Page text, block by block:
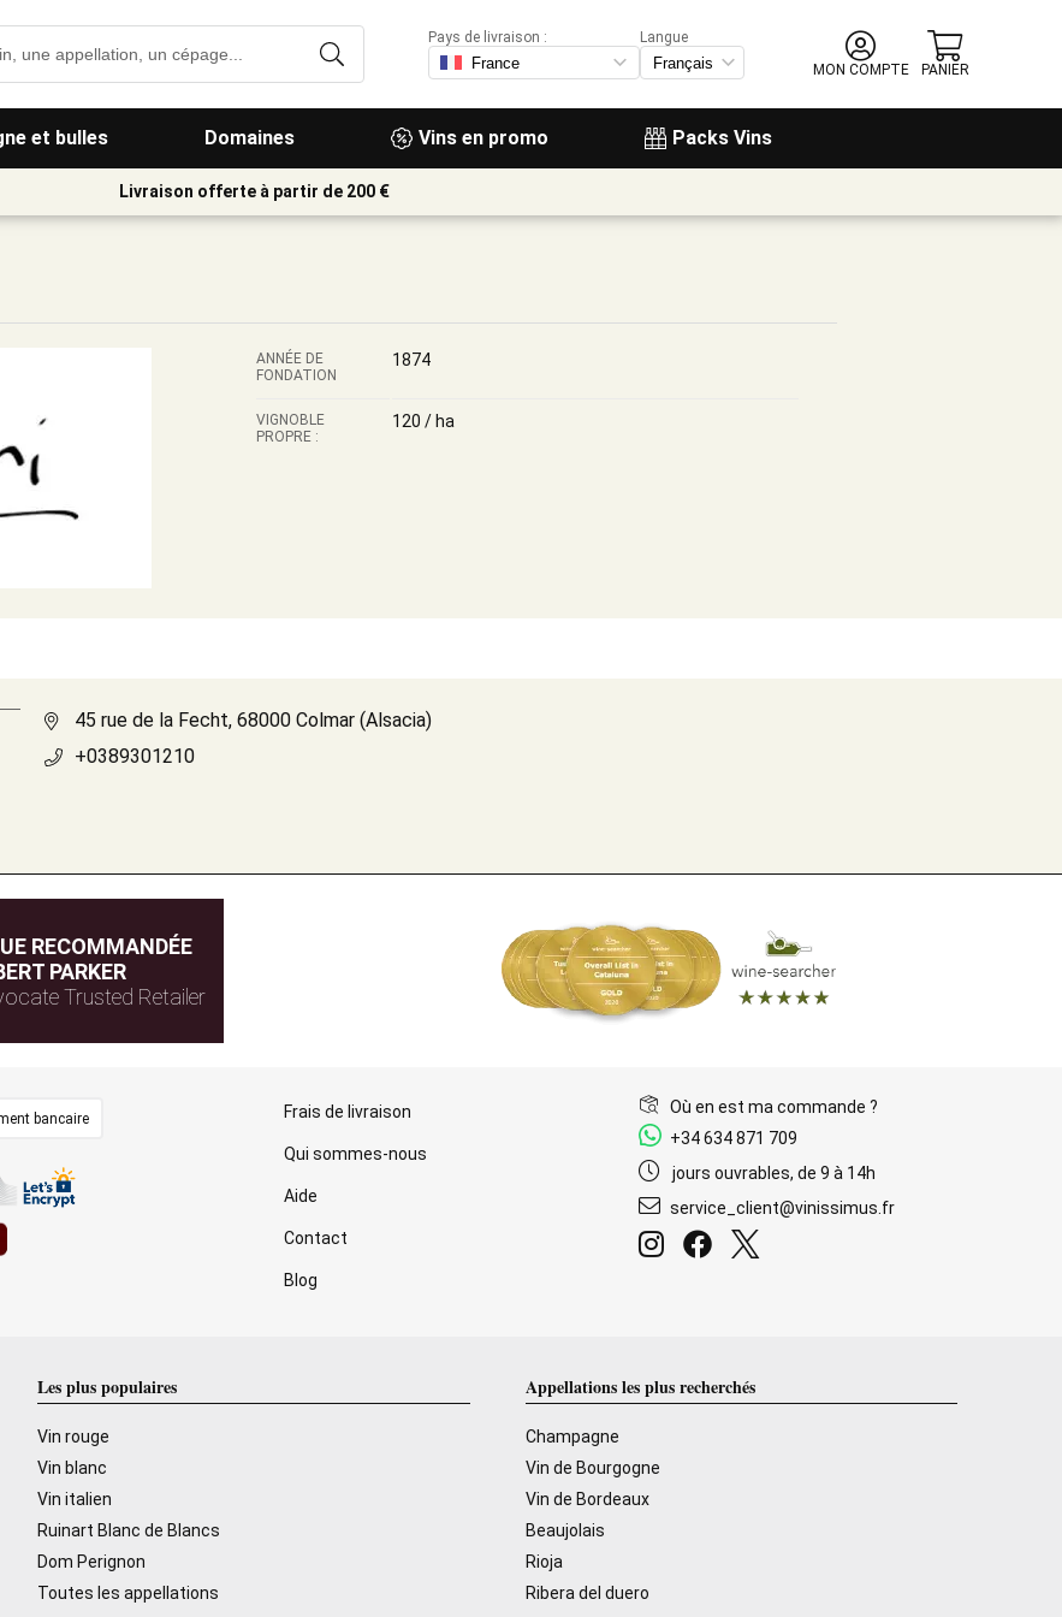
et bulles Domaines Vins en promo Packs Vins
Pays de livraison :
Langue
MON COMPTE
PANIER
Livraison offerte à partir de 200 €
ANNÉE DE
FONDATION
1874
VIGNOBLE
PROPRE :
120 / ha
45 rue de la Fecht, 68000 Colmar (Alsacia)
+0389301210
RECOMMANDÉE
PARKER
Trusted Retailer
bancaire Frais de livraison
Qui sommes-nous
Aide
Contact
Blog
Où en est ma commande ?
+34 634 871 709
jours ouvrables, de 9 à 14h
service_client@vinissimus.fr
Les plus populaires
Vin rouge
Vin blanc
Vin italien
Ruinart Blanc de Blancs
Dom Perignon
Toutes les appellations
Appellations les plus recherchés
Champagne
Vin de Bourgogne
Vin de Bordeaux
Beaujolais
Rioja
Ribera del duero